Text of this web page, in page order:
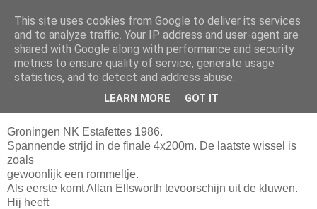
Da_Blog
You don't put a bumpersticker on a Bentley
zaterdag, juni 14, 2003
Groningen NK Estafettes 1986.
Spannende strijd in de finale 4x200m. De laatste wissel is
zoals
gewoonlijk een rommeltje.
Als eerste komt Allan Ellsworth tevoorschijn uit de kluwen.
Hij heeft
This site uses cookies from Google to deliver its services
and to analyze traffic. Your IP address and user-agent are
shared with Google along with performance and security
metrics to ensure quality of service, generate usage
statistics, and to detect and address abuse.
LEARN MORE GOT IT